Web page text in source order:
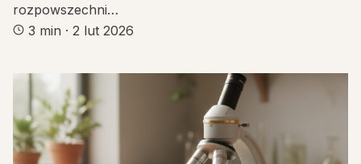
rozpowszechni…
3 min · 2 lut 2026